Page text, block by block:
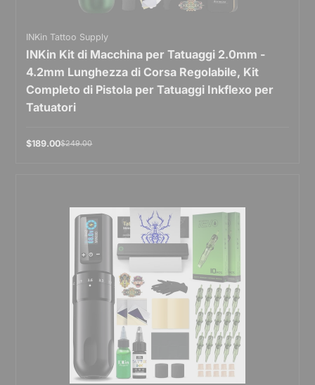
INKin Tattoo Supply
INKin Kit di Macchina per Tatuaggi 2.0mm -
4.2mm Lunghezza di Corsa Regolabile, Kit
Completo di Pistola per Tatuaggi Inkflexo per
Tatuatori
$189.00$249.00